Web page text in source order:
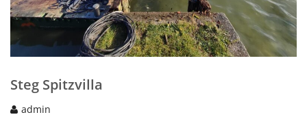
Steg Spitzvilla
admin